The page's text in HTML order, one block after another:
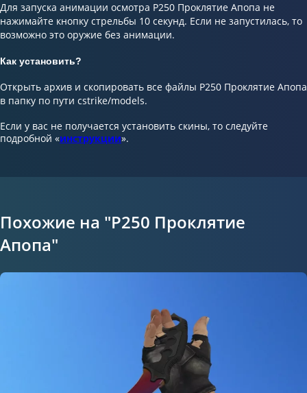
Для запуска анимации осмотра P250 Проклятие Апопа не
нажимайте кнопку стрельбы 10 секунд. Если не запустилась, то
возможно это оружие без анимации.
Как установить?
Открыть архив и скопировать все файлы P250 Проклятие Апопа
в папку по пути cstrike/models.
Если у вас не получается установить скины, то следуйте
подробной «инструкции».
Похожие на "P250 Проклятие
Апопа"